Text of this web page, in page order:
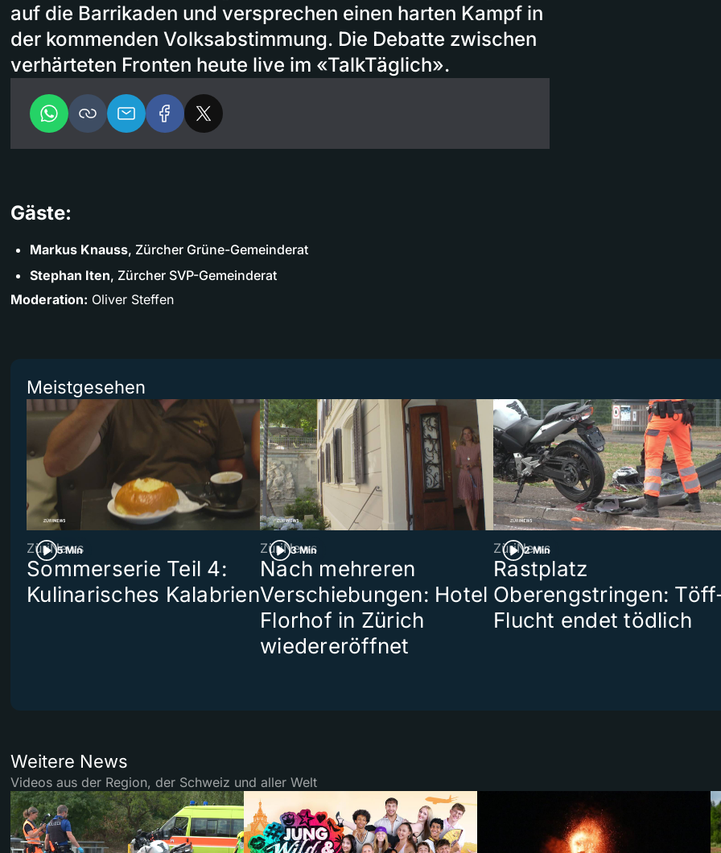
auf die Barrikaden und versprechen einen harten Kampf in
der kommenden Volksabstimmung. Die Debatte zwischen
verhärteten Fronten heute live im «TalkTäglich».
Gäste:
Markus Knauss, Zürcher Grüne-Gemeinderat
Stephan Iten, Zürcher SVP-Gemeinderat
Moderation: Oliver Steffen
Meistgesehen
5 Min
ZüriNews
Sommerserie Teil 4:
Kulinarisches Kalabrien
3 Min
ZüriNews
Nach mehreren
Verschiebungen: Hotel
Florhof in Zürich
wiedereröffnet
2 Min
ZüriNews
Rastplatz
Oberengstringen:
Flucht endet tödlich
Weitere News
Videos aus der Region, der Schweiz und aller Welt